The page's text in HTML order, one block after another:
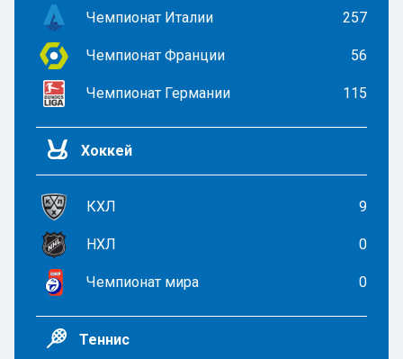
Чемпионат Италии 257
Чемпионат Франции 56
Чемпионат Германии 115
Хоккей
КХЛ 9
НХЛ 0
Чемпионат мира 0
Теннис